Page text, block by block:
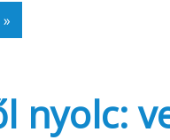
nyolc: